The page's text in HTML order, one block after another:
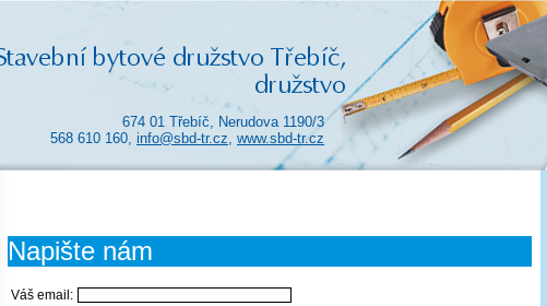
674 01 Třebíč, Nerudova 1190/3
568 610 160, info@sbd-tr.cz, www.sbd-tr.cz
Napište nám
Váš email: